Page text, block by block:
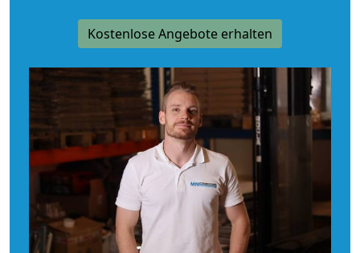
Kostenlose Angebote erhalten